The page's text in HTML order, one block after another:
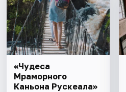
«Чудеса
Мраморного
Каньона Рускеала»